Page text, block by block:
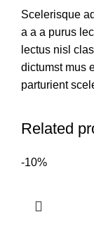
Scelerisque
a a a purus
lectus nisl
dictumst mus
parturient
Related
-10%